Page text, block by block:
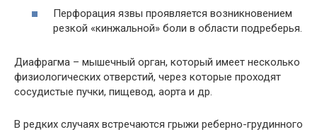
Перфорация язвы проявляется возникновением
резкой «кинжальной» боли в области подреберья.
Диафрагма – мышечный орган, который имеет несколько
физиологических отверстий, через которые проходят
сосудистые пучки, пищевод, аорта и др.
В редких случаях встречаются грыжи реберно-грудинного